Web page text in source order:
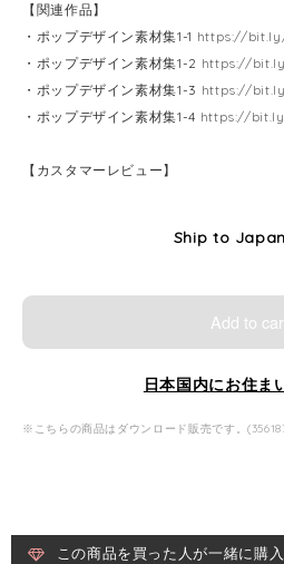
【関連作品】
・ポップデザイン素材集1-1 https://
・ポップデザイン素材集1-2 https://
・ポップデザイン素材集1-3 https://
・ポップデザイン素材集1-4 https://
【カスタマーレビュー】
Ship to
Add to
日本国内にお住ま
※こちらの商品はダウンロード販売です。
この商品を買った人が一緒に購